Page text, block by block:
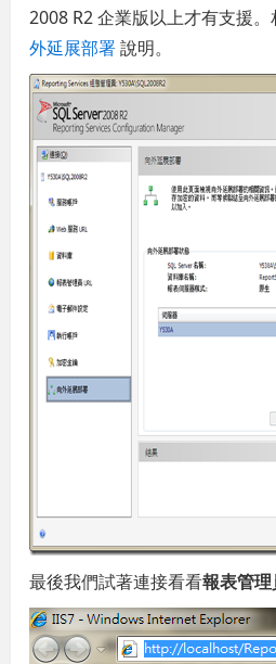
2008 R2 企業版以上才有支援
外延展部署說明。
最後我們試著連接看看報表管理